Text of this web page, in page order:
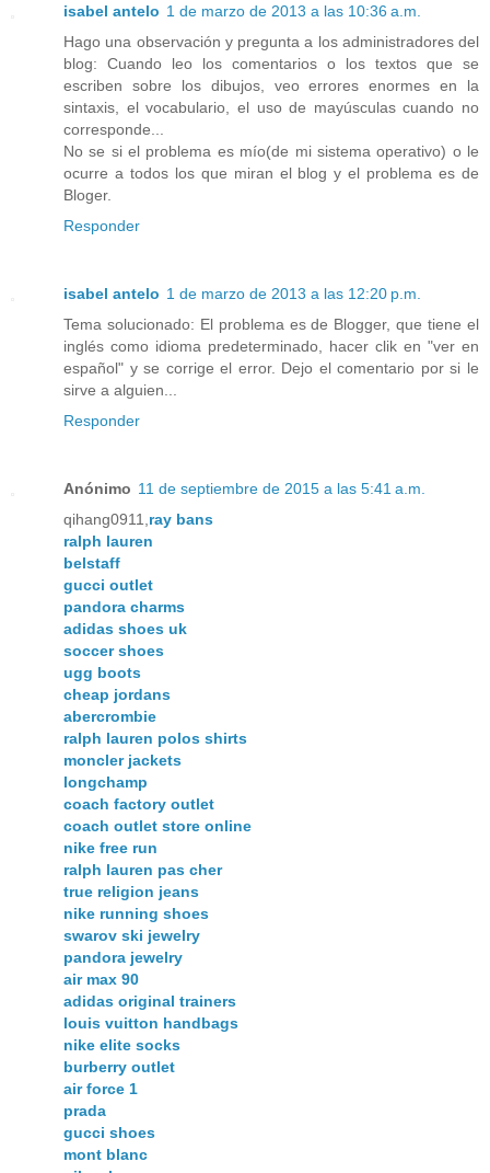
isabel antelo 1 de marzo de 2013 a las 10:36 a.m.
Hago una observación y pregunta a los administradores del
blog: Cuando leo los comentarios o los textos que se
escriben sobre los dibujos, veo errores enormes en la
sintaxis, el vocabulario, el uso de mayúsculas cuando no
corresponde...
No se si el problema es mío(de mi sistema operativo) o le
ocurre a todos los que miran el blog y el problema es de
Bloger.
Responder
isabel antelo 1 de marzo de 2013 a las 12:20 p.m.
Tema solucionado: El problema es de Blogger, que tiene el
inglés como idioma predeterminado, hacer clik en "ver en
español" y se corrige el error. Dejo el comentario por si le
sirve a alguien...
Responder
Anónimo 11 de septiembre de 2015 a las 5:41 a.m.
qihang0911, ray bans
ralph lauren
belstaff
gucci outlet
pandora charms
adidas shoes uk
soccer shoes
ugg boots
cheap jordans
abercrombie
ralph lauren polos shirts
moncler jackets
longchamp
coach factory outlet
coach outlet store online
nike free run
ralph lauren pas cher
true religion jeans
nike running shoes
swarov ski jewelry
pandora jewelry
air max 90
adidas original trainers
louis vuitton handbags
nike elite socks
burberry outlet
air force 1
prada
gucci shoes
mont blanc